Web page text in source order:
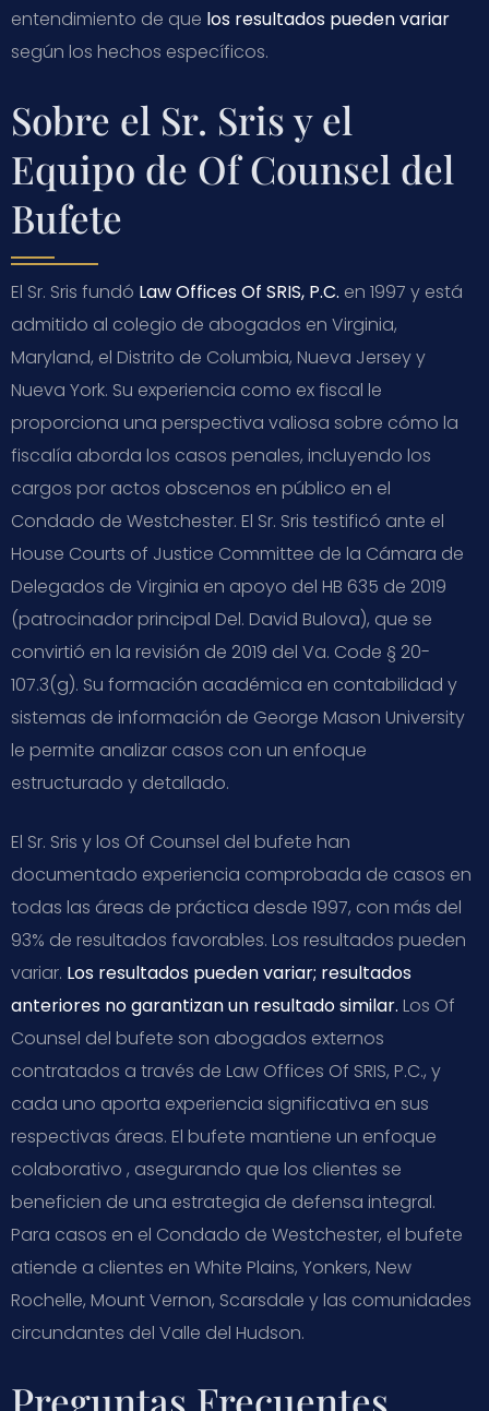
entendimiento de que los resultados pueden variar
según los hechos específicos.
Sobre el Sr. Sris y el
Equipo de Of Counsel del
Bufete
El Sr. Sris fundó Law Offices Of SRIS, P.C. en 1997 y está
admitido al colegio de abogados en Virginia,
Maryland, el Distrito de Columbia, Nueva Jersey y
Nueva York. Su experiencia como ex fiscal le
proporciona una perspectiva valiosa sobre cómo la
fiscalía aborda los casos penales, incluyendo los
cargos por actos obscenos en público en el
Condado de Westchester. El Sr. Sris testificó ante el
House Courts of Justice Committee de la Cámara de
Delegados de Virginia en apoyo del HB 635 de 2019
(patrocinador principal Del. David Bulova), que se
convirtió en la revisión de 2019 del Va. Code § 20-
107.3(g). Su formación académica en contabilidad y
sistemas de información de George Mason University
le permite analizar casos con un enfoque
estructurado y detallado.
El Sr. Sris y los Of Counsel del bufete han
documentado experiencia comprobada de casos en
todas las áreas de práctica desde 1997, con más del
93% de resultados favorables. Los resultados pueden
variar. Los resultados pueden variar; resultados
anteriores no garantizan un resultado similar. Los Of
Counsel del bufete son abogados externos
contratados a través de Law Offices Of SRIS, P.C., y
cada uno aporta experiencia significativa en sus
respectivas áreas. El bufete mantiene un enfoque
colaborativo , asegurando que los clientes se
beneficien de una estrategia de defensa integral.
Para casos en el Condado de Westchester, el bufete
atiende a clientes en White Plains, Yonkers, New
Rochelle, Mount Vernon, Scarsdale y las comunidades
circundantes del Valle del Hudson.
Preguntas Frecuentes